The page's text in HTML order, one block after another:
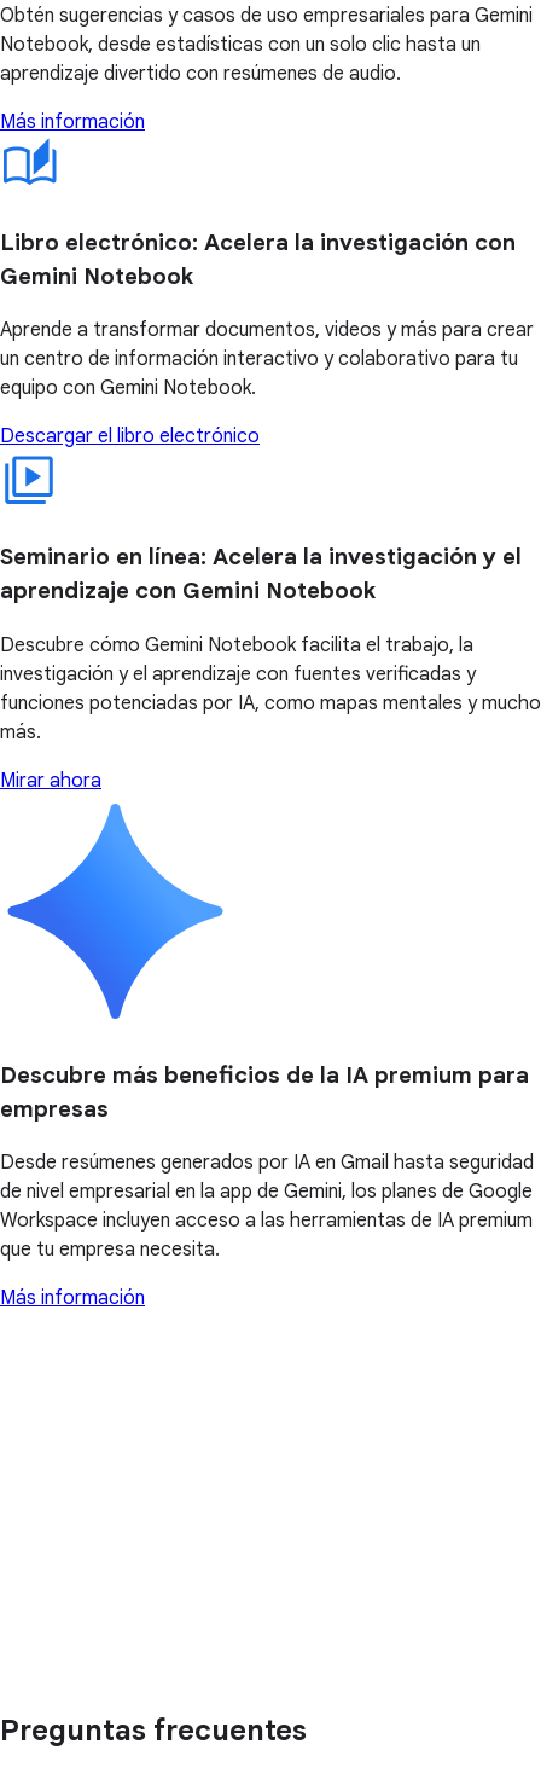
Obtén sugerencias y casos de uso empresariales para Gemini
Notebook, desde estadísticas con un solo clic hasta un
aprendizaje divertido con resúmenes de audio.
Más información
Libro electrónico: Acelera la investigación con
Gemini Notebook
Aprende a transformar documentos, videos y más para crear
un centro de información interactivo y colaborativo para tu
equipo con Gemini Notebook.
Descargar el libro electrónico
Seminario en línea: Acelera la investigación y el
aprendizaje con Gemini Notebook
Descubre cómo Gemini Notebook facilita el trabajo, la
investigación y el aprendizaje con fuentes verificadas y
funciones potenciadas por IA, como mapas mentales y mucho
más.
Mirar ahora
Descubre más beneficios de la IA premium para
empresas
Desde resúmenes generados por IA en Gmail hasta seguridad
de nivel empresarial en la app de Gemini, los planes de Google
Workspace incluyen acceso a las herramientas de IA premium
que tu empresa necesita.
Más información
Preguntas frecuentes